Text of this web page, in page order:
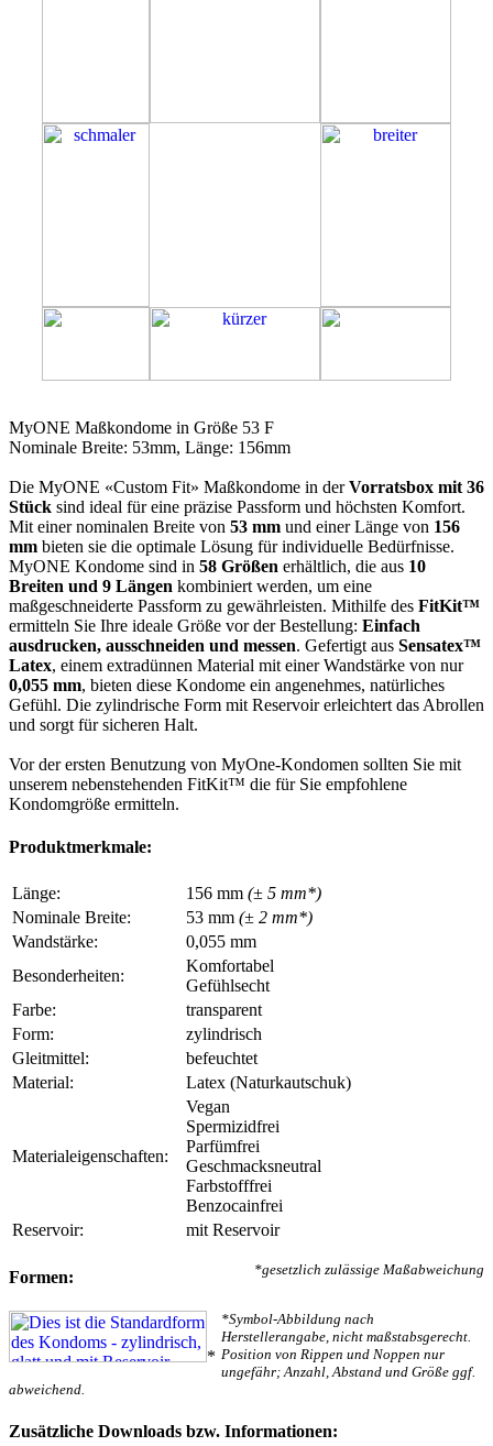
MyONE Maßkondome in Größe 53 F
Nominale Breite: 53mm, Länge: 156mm
Die MyONE «Custom Fit» Maßkondome in derVorratsbox mit 36
Stück sind ideal für eine präzise Passform und höchsten Komfort.
Mit einer nominalen Breite von 53 mm und einer Länge von 156
mm bieten sie die optimale Lösung für individuelle Bedürfnisse.
MyONE Kondome sind in 58 Größen erhältlich, die aus 10
Breiten und 9 Längen kombiniert werden, um eine
maßgeschneiderte Passform zu gewährleisten. Mithilfe des FitKit™
ermitteln Sie Ihre ideale Größe vor der Bestellung: Einfach
ausdrucken, ausschneiden und messen. Gefertigt aus Sensatex™
Latex, einem extradünnen Material mit einer Wandstärke von nur
0,055 mm, bieten diese Kondome ein angenehmes, natürliches
Gefühl. Die zylindrische Form mit Reservoir erleichtert das Abrollen
und sorgt für sicheren Halt.
Vor der ersten Benutzung von MyOne-Kondomen sollten Sie mit
unserem nebenstehenden FitKit™ die für Sie empfohlene
Kondomgröße ermitteln.
Produktmerkmale:
Länge: 156 mm (± 5 mm*)
Nominale Breite:
53 mm (± 2 mm*)
Wandstärke:
0,055 mm
Besonderheiten:
Komfortabel
Gefühlsecht
Farbe:
transparent
Form:
zylindrisch
Gleitmittel:
befeuchtet
Material:
Latex (Naturkautschuk)
Materialeigenschaften:
Vegan
Spermizidfrei
Parfümfrei
Geschmacksneutral
Farbstofffrei
Benzocainfrei
Reservoir:
mit Reservoir
*gesetzlich zulässige Maßabweichung
Formen:
*
*Symbol-Abbildung nach
Herstellerangabe, nicht maßstabsgerecht.
Position von Rippen und Noppen nur
ungefähr; Anzahl, Abstand und Größe ggf.
abweichend.
Zusätzliche Downloads bzw. Informationen: